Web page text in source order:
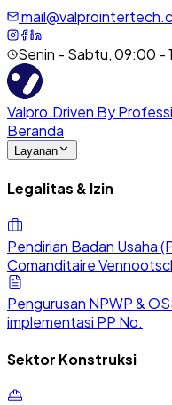
Senin - Sabtu, 09:00 -
Valpro.Driven By
Beranda
Layanan
Legalitas & Izin
Pendirian Badan Usaha
Comanditaire
Pengurusan NPWP &
implementasi PP No.
Sektor Konstruksi